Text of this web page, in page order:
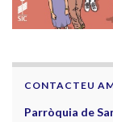
CONTACTEU
Parròquia de